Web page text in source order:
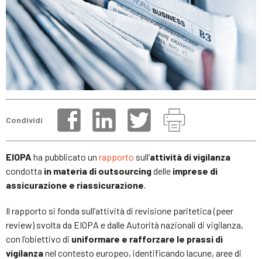
Condividi
EIOPA ha pubblicato un rapporto sull’attività di vigilanza
condotta in materia di outsourcingdelle imprese di
assicurazione e riassicurazione.
Il rapporto si fonda sull’attività di revisione paritetica (peer
review) svolta da EIOPA e dalle Autorità nazionali di vigilanza,
con l’obiettivo di uniformare e rafforzare le prassi di
vigilanzanel contesto europeo, identificando lacune, aree di